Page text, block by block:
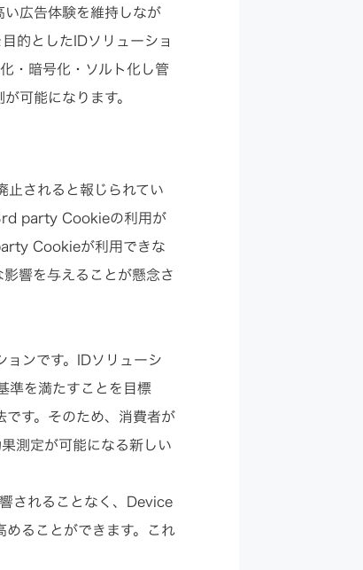
広告体験を維持しなが
的としたIDソリューショ
・暗号化・ソルト化し管
可能になります。
されると報じられてい
party Cookieの利用が
Cookieが利用できな
響を与えることが懸念さ
ンです。IDソリューシ
準を満たすことを目標
す。そのため、消費者が
測定が可能になる新しい
されることなく、Device
ることができます。これ